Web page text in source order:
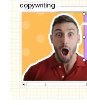
copywriting